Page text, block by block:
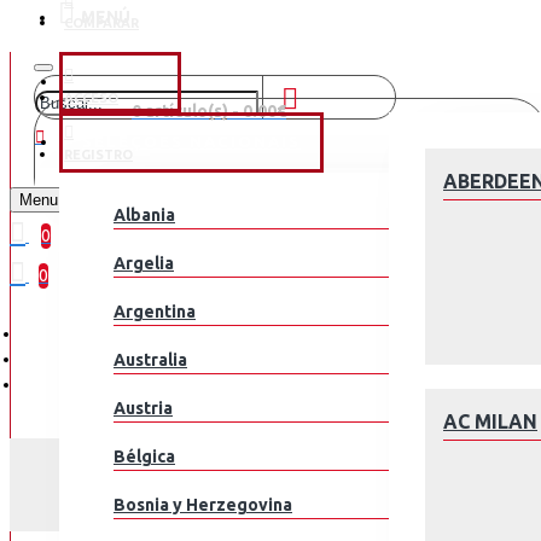
0 artículo(s) - 0.00€
CLUBES
AC MILAN
Albania
Argelia
Argentina
Australia
Austria
Bélgica
Bosnia y Herzegovina
ACCESO
Menu
0
0